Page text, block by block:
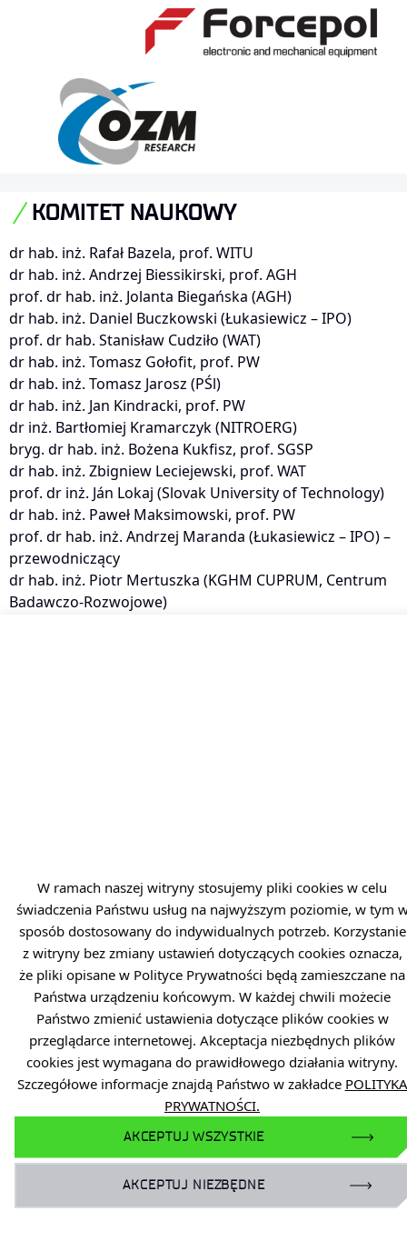
W ramach naszej witryny stosujemy pliki cookies w celu
świadczenia Państwu usług na najwyższym poziomie, w tym
sposób dostosowany do indywidualnych potrzeb. Korzystanie
z witryny bez zmiany ustawień dotyczących cookies oznacza,
że pliki opisane w Polityce Prywatności będą zamieszczane na
Państwa urządzeniu końcowym. W każdej chwili możecie
Państwo zmienić ustawienia dotyczące plików cookies w
przeglądarce internetowej. Akceptacja niezbędnych plików
cookies jest wymagana do prawidłowego działania witryny.
Szczegółowe informacje znajdą Państwo w zakładce POLITYKA
PRYWATNOŚCI.
AKCEPTUJ WSZYSTKIE
AKCEPTUJ NIEZBĘDNE
KOMITET NAUKOWY
dr hab. inż. Rafał Bazela, prof. WITU
dr hab. inż. Andrzej Biessikirski, prof. AGH
prof. dr hab. inż. Jolanta Biegańska (AGH)
dr hab. inż. Daniel Buczkowski (Łukasiewicz – IPO)
prof. dr hab. Stanisław Cudziło (WAT)
dr hab. inż. Tomasz Gołofit, prof. PW
dr hab. inż. Tomasz Jarosz (PŚl)
dr hab. inż. Jan Kindracki, prof. PW
dr inż. Bartłomiej Kramarczyk (NITROERG)
bryg. dr hab. inż. Bożena Kukfisz, prof. SGSP
dr hab. inż. Zbigniew Leciejewski, prof. WAT
prof. dr inż. Ján Lokaj (Slovak University of Technology)
dr hab. inż. Paweł Maksimowski, prof. PW
prof. dr hab. inż. Andrzej Maranda (Łukasiewicz – IPO) –
przewodniczący
dr hab. inż. Piotr Mertuszka (KGHM CUPRUM, Centrum
Badawczo-Rozwojowe)
Zobacz jak wyglądała 20. edycja.
Kliknij tutaj
Dostępność
Zamówienia publiczne